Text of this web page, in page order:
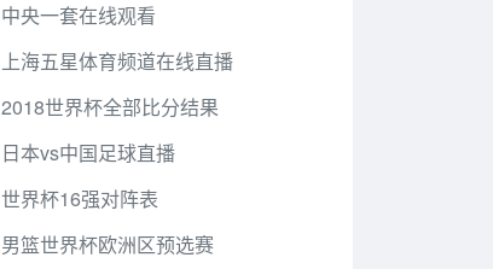
中央一套在线观看
上海五星体育频道在线直播
2018世界杯全部比分结果
日本vs中国足球直播
世界杯16强对阵表
男篮世界杯欧洲区预选赛